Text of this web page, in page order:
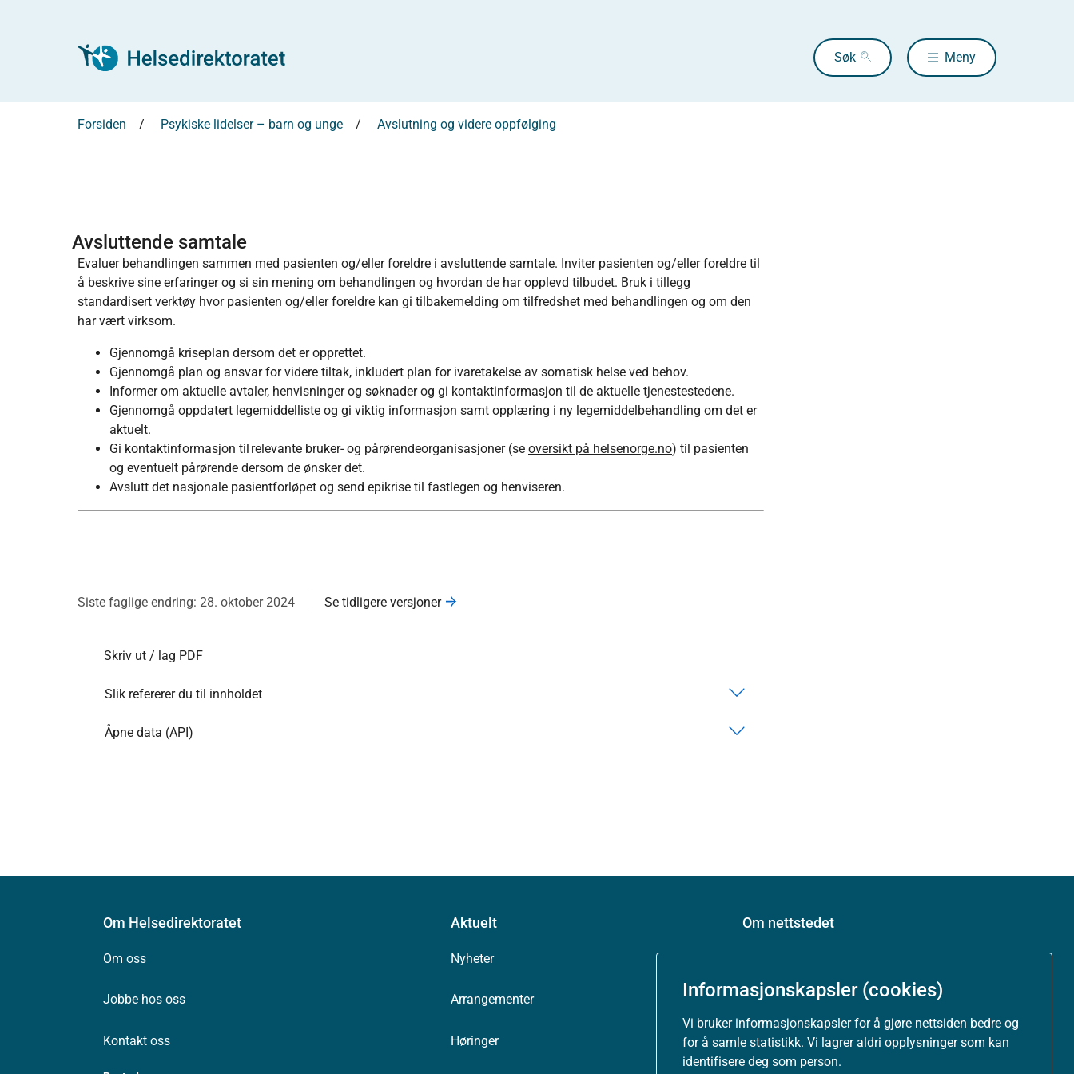
Informasjonskapsler (cookies)
Vi bruker informasjonskapsler for å gjøre nettsiden bedre og
for å samle statistikk. Vi lagrer aldri opplysninger som kan
identifisere deg som person.
Søk Meny
Forsiden Psykiske lidelser – barn og unge Avslutning og videre oppfølging
Avsluttende samtale
Evaluer behandlingen sammen med pasienten og/eller foreldre i avsluttende samtale. Inviter pasienten og/eller foreldre til
å beskrive sine erfaringer og si sin mening om behandlingen og hvordan de har opplevd tilbudet. Bruk i tillegg
standardisert verktøy hvor pasienten og/eller foreldre kan gi tilbakemelding om tilfredshet med behandlingen og om den
har vært virksom.
Gjennomgå kriseplan dersom det er opprettet.
Gjennomgå plan og ansvar for videre tiltak, inkludert plan for ivaretakelse av somatisk helse ved behov.
Informer om aktuelle avtaler, henvisninger og søknader og gi kontaktinformasjon til de aktuelle tjenestestedene.
Gjennomgå oppdatert legemiddelliste og gi viktig informasjon samt opplæring i ny legemiddelbehandling om det er
aktuelt.
Gi kontaktinformasjon til relevante bruker- og pårørendeorganisasjoner (se oversikt på helsenorge.no) til pasienten
og eventuelt pårørende dersom de ønsker det.
Avslutt det nasjonale pasientforløpet og send epikrise til fastlegen og henviseren.
Siste faglige endring: 28. oktober 2024 Se tidligere versjoner
Skriv ut / lag PDF
Slik refererer du til innholdet
Åpne data (API)
Om Helsedirektoratet
Om oss
Jobbe hos oss
Kontakt oss
Aktuelt
Nyheter
Arrangementer
Høringer
Om nettstedet
Tilgjengelighetserklæring (uustatus.no)
Besøksstatistikk og informasjonskapsler